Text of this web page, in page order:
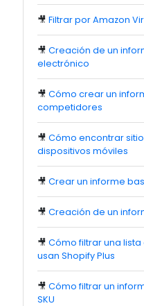
🎥 Filtrar por Amazon
🎥 Creación de un
electrónico
🎥 Cómo crear un
competidores
🎥 Cómo encontrar
dispositivos móviles
🎥 Crear un informe
🎥 Creación de un
🎥 Cómo filtrar una
usan Shopify Plus
🎥 Cómo filtrar un
SKU